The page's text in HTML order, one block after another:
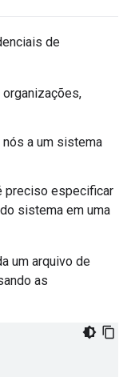
de
organizações,
nós a um sistema
preciso especificar
sistema em uma
um arquivo de
as